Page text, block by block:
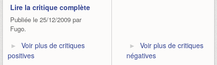
Lire la critique complète
Publiée le 25/12/2009 par
Fugo.
Voir plus de critiques
positives
Voir plus de critiques
négatives